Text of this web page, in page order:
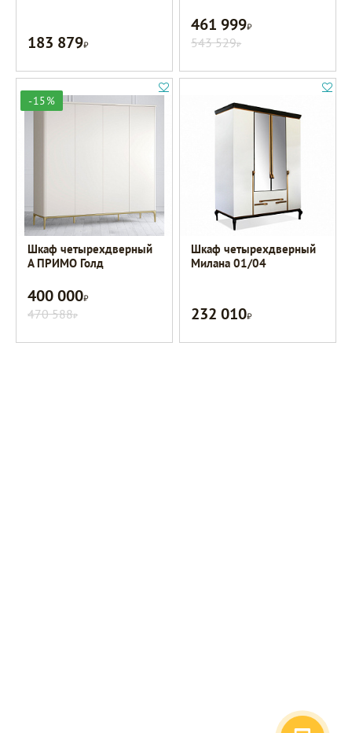
183 879Р
461 999Р
543 529Р
-15%
Шкаф четырехдверный
A ПРИМО Голд
400 000Р
470 588Р
Шкаф четырехдверный
Милана 01/04
232 010Р